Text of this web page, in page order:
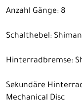
Anzahl Gänge: 8
Schalthebel:
Hinterradbremse:
Sekundäre
Mechanical Disc